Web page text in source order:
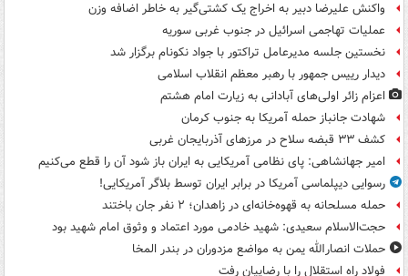
واکنش علیرضا دبیر به اخراج یک کشتی‌گیر به خاطر اضافه وزن
عملیات تهاجمی اسرائیل در جنوب غربی سوریه
نخستین جلسه مدیرعامل تراکتور با جواد نکونام برگزار شد
دیدار رییس جمهور با رهبر معظم انقلاب اسلامی
اعزام زائر اولی‌های آبادانی به زیارت امام هشتم
شهادت جانباز حمله آمریکا به جنوب کرمان
کشف ۳۳ قبضه سلاح در مرزهای آذربایجان غربی
امیر جهانشاهی: پای نظامی آمریکایی به ایران باز شود آن را قطع می‌کنیم
رسوایی دیپلماسی آمریکا در برابر ایران توسط بلاگر آمریکایی!
حمله مسلحانه به قهوه‌خانه‌ای در زاهدان؛ ۲ نفر جان باختند
حجت‌الاسلام سعیدی: شهید خادمی مورد اعتماد و وثوق امام شهید بود
حملات انصارالله یمن به مواضع مزدوران در بندر المخا
فولاد راه استقلال را با رضاییان رفت